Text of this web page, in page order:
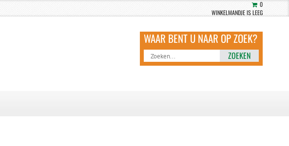
0
WINKELMANDJE IS LEEG
ZOEKEN